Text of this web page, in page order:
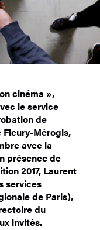
cinéma »,
le service
de
Fleury-Mérogis,
avec la
présence de
2017, Laurent
services
de Paris),
du
invités.